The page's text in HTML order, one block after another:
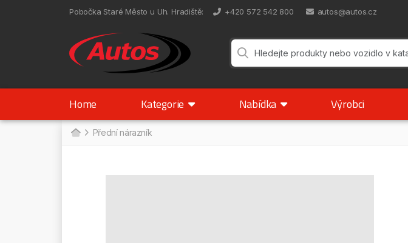
Pobočka Staré Město u Uh. Hradiště: +420 572 542 800 autos@autos.cz
Home Kategorie Nabídka Výrobci
Přední nárazník